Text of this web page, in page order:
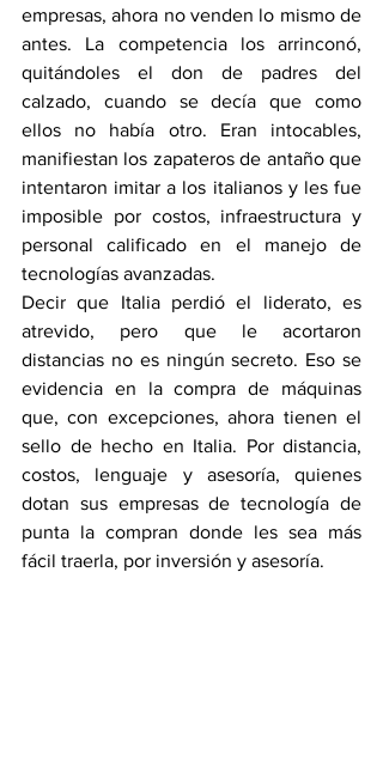
empresas, ahora no venden lo mismo de
antes. La competencia los arrinconó,
quitándoles el don de padres del
calzado, cuando se decía que como
ellos no había otro. Eran intocables,
manifiestan los zapateros de antaño que
intentaron imitar a los italianos y les fue
imposible por costos, infraestructura y
personal calificado en el manejo de
tecnologías avanzadas.
Decir que Italia perdió el liderato, es
atrevido, pero que le acortaron
distancias no es ningún secreto. Eso se
evidencia en la compra de máquinas
que, con excepciones, ahora tienen el
sello de hecho en Italia. Por distancia,
costos, lenguaje y asesoría, quienes
dotan sus empresas de tecnología de
punta la compran donde les sea más
fácil traerla, por inversión y asesoría.